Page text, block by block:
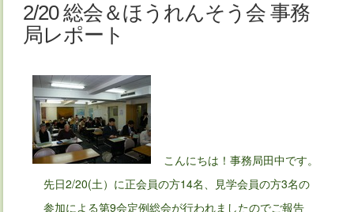
2/20 総会＆ほうれんそう会 事務
局レポート
こんにちは！事務局田中です。
先日2/20(土）に正会員の方14名、見学会員の方3名の
参加による第9会定例総会が行われましたのでご報告